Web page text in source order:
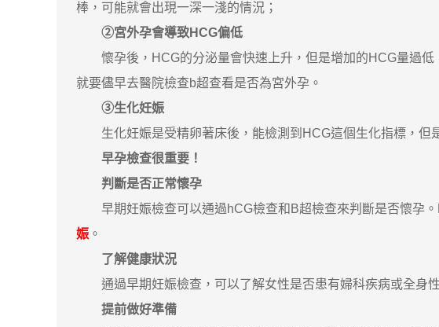
棒，可能就會出現一深一淺的情況；
②宮外孕會導致HCG偏低
懷孕後，HCG的分泌量會快速上升，但是增加的HCG量過低
就要儘早去醫院檢查b超查看是否為宮外孕。
③生化妊娠
生化妊娠是受精卵著床後，能檢測到HCG這個生化指標，但
早孕檢查很重要！
判斷是否正常懷孕
早期妊娠檢查可以通過hCG檢查和B超檢查來判斷是否懷孕。
娠 。
了解健康狀況
通過早期妊娠檢查，可以了解女性是否患有婦科疾病或全身性
提前做好準備